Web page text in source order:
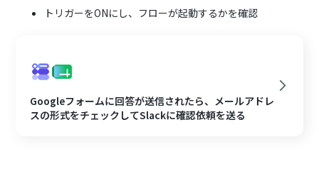
トリガーをONにし、フローが起動するかを確認
Googleフォームに回答が送信されたら、メールアドレ
スの形式をチェックしてSlackに確認依頼を送る